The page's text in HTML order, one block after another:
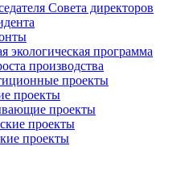
Совета директоров
экологическая программа
производства
проекты
проекты
проекты
проекты
проекты